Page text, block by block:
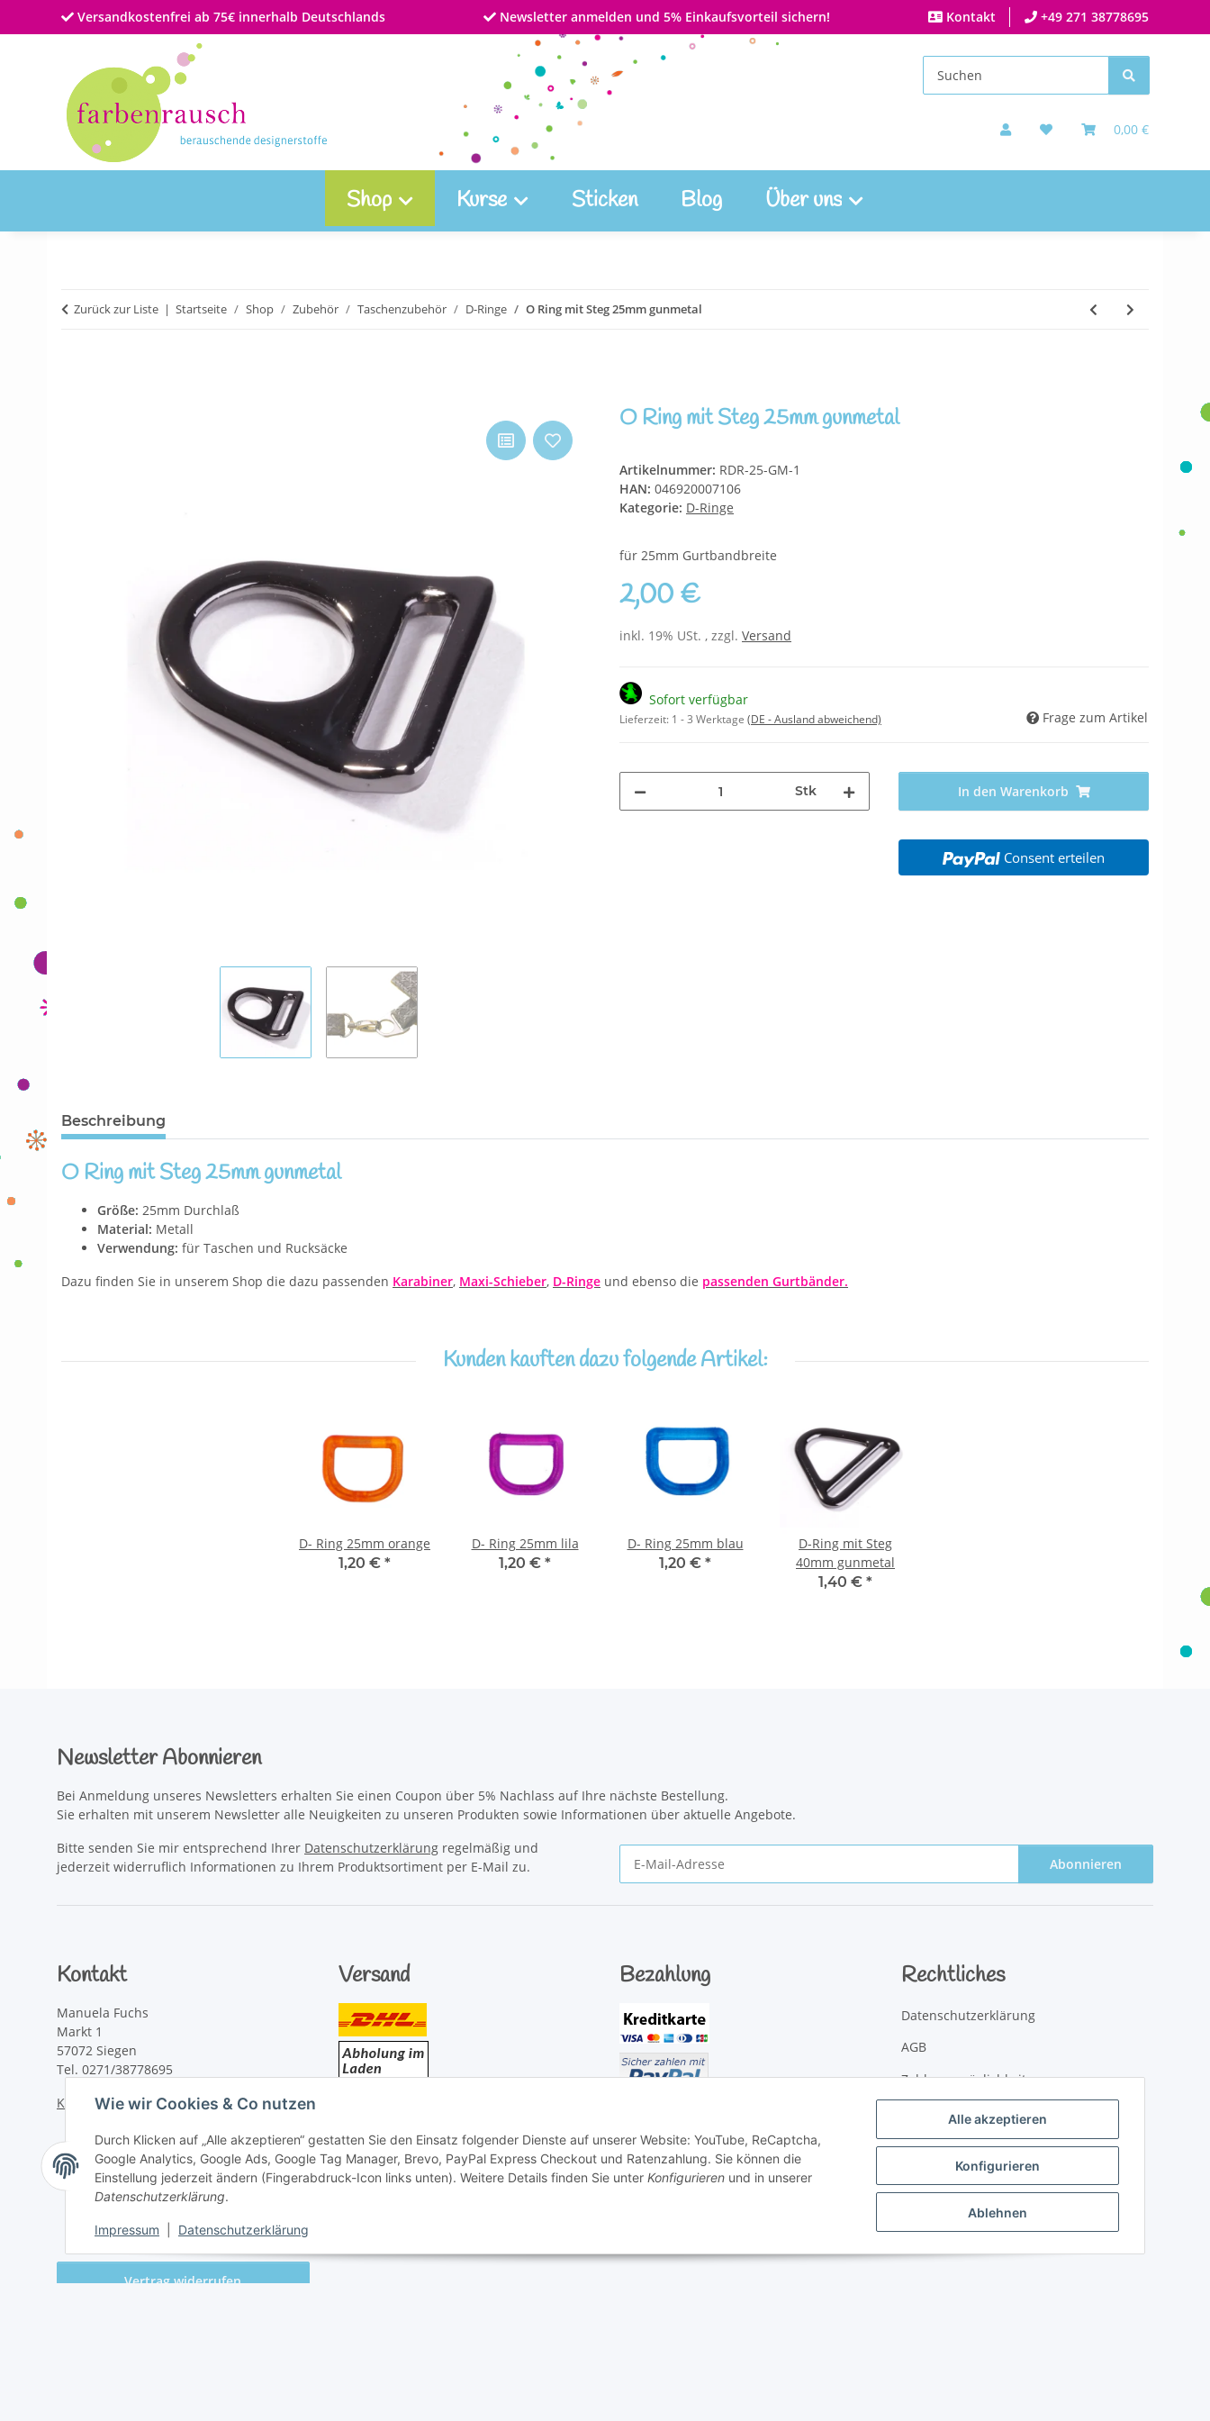
Alle akzeptieren
Konfigurieren
Ablehnen
Wie wir Cookies & Co nutzen
Durch Klicken auf „Alle akzeptieren“ gestatten Sie den Einsatz folgender Dienste auf unserer Website: YouTube, ReCaptcha,
Google Analytics, Google Ads, Google Tag Manager, Brevo, PayPal Express Checkout und Ratenzahlung. Sie können die
Einstellung jederzeit ändern (Fingerabdruck-Icon links unten). Weitere Details finden Sie unter Konfigurieren und in unserer
Datenschutzerklärung.
Impressum Datenschutzerklärung
Versandkostenfrei ab 75€ innerhalb Deutschlands Newsletter anmelden und 5% Einkaufsvorteil sichern! Kontakt +49 271 38778695
0,00 €
Shop Kurse Sticken Blog Über uns
Zurück zur Liste Startseite Shop Zubehör Taschenzubehör D-Ringe O Ring mit Steg 25mm gunmetal
O Ring mit Steg 25mm gunmetal
Artikelnummer: RDR-25-GM-1
HAN: 046920007106
Kategorie: D-Ringe
für 25mm Gurtbandbreite
2,00 €
inkl. 19% USt. , zzgl. Versand
Sofort verfügbar
Lieferzeit: 1 - 3 Werktage (DE - Ausland abweichend) Frage zum Artikel
Stk In den Warenkorb
Consent erteilen
Beschreibung
O Ring mit Steg 25mm gunmetal
Größe: 25mm Durchlaß
Material: Metall
Verwendung: für Taschen und Rucksäcke
Dazu finden Sie in unserem Shop die dazu passenden Karabiner, Maxi-Schieber, D-Ringe und ebenso die passenden Gurtbänder.
Kunden kauften dazu folgende Artikel:
D- Ring 25mm orange
1,20 € *
D- Ring 25mm lila
1,20 € *
D- Ring 25mm blau
1,20 € *
D-Ring mit Steg
40mm gunmetal
1,40 € *
Newsletter Abonnieren
Bei Anmeldung unseres Newsletters erhalten Sie einen Coupon über 5% Nachlass auf Ihre nächste Bestellung.
Sie erhalten mit unserem Newsletter alle Neuigkeiten zu unseren Produkten sowie Informationen über aktuelle Angebote.
Bitte senden Sie mir entsprechend Ihrer Datenschutzerklärung regelmäßig und
jederzeit widerruflich Informationen zu Ihrem Produktsortiment per E-Mail zu.
Abonnieren
Kontakt
Manuela Fuchs
Markt 1
57072 Siegen
Tel. 0271/38778695
Kontaktformular
Versand Bezahlung Rechtliches
Datenschutzerklärung
AGB
Zahlungsmöglichkeiten
Versandinformationen
Newsletter
Impressum
Widerrufsbelehrung
Vertrag widerrufen